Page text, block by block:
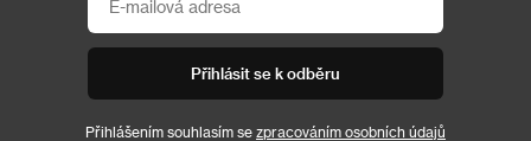
Přihlásit se k odběru
Přihlášením souhlasím se zpracováním osobních údajů